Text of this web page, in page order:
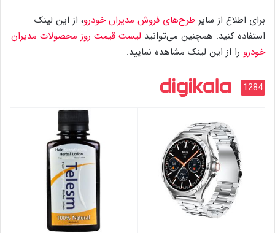
برای اطلاع از سایر طرح‌های فروش مدیران خودرو، از این لینک
استفاده کنید. همچنین می‌توانید لیست قیمت روز محصولات مدیران
خودرو را از این لینک مشاهده نمایید.
1284